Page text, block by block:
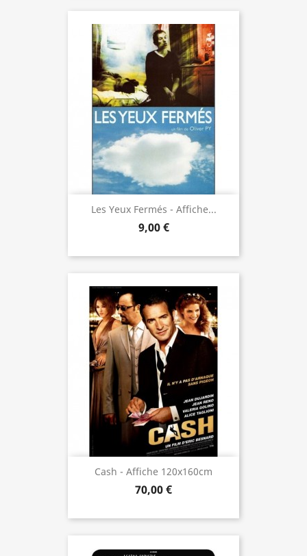
Les Yeux Fermés - Affiche...
9,00 €
Cash - Affiche 120x160cm
70,00 €